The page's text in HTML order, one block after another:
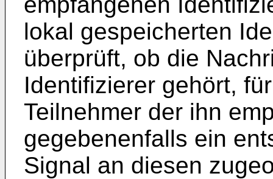
lokal gespeicherten
überprüft, ob die
Identifizierer gehört,
Teilnehmer der ihn
gegebenenfalls ein
Signal an diesen